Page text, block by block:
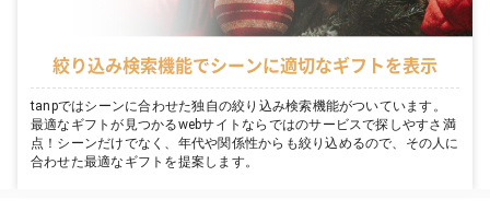
絞り込み検索機能でシーンに適切なギフトを表示
tanpではシーンに合わせた独自の絞り込み検索機能がついています。
最適なギフトが見つかるwebサイトならではのサービスで探しやすさ満
点！シーンだけでなく、年代や関係性からも絞り込めるので、その人に
合わせた最適なギフトを提案します。